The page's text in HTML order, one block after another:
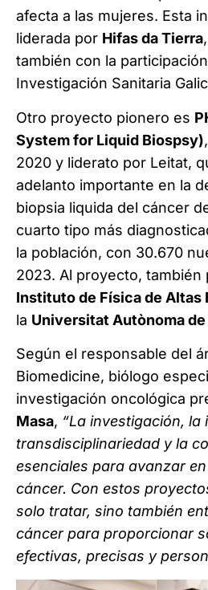
afecta a las mujeres. Esta
liderada por Hifas da Tierra
también con la
Investigación Sanitaria
Otro proyecto pionero es
System for Liquid Biospsy)
2020 y liderato por Leitat,
adelanto importante en la
biopsia liquida del cáncer
cuarto tipo más
la población, con 30.670
2023. Al proyecto, también
Instituto de Física de Altas
la Universitat Autònoma
Según el responsable del
Biomedicine, biólogo
investigación oncológica
Masa, “La investigación, la
transdisciplinariedad y la
esenciales para avanzar
cáncer. Con estos
solo tratar, sino también
cáncer para proporcionar
efectivas, precisas y